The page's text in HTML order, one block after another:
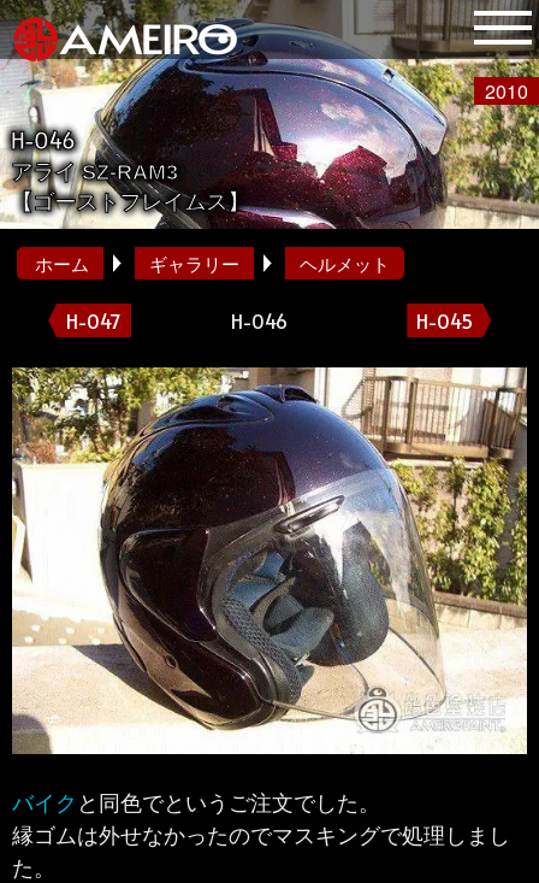
H-046
アライ SZ-RAM3
【ゴーストフレイムス】
2010
ホーム ギャラリー ヘルメット
H-047 H-046 H-045
バイク と同色でというご注文でした。
縁ゴムは外せなかったのでマスキングで処理しまし
た。